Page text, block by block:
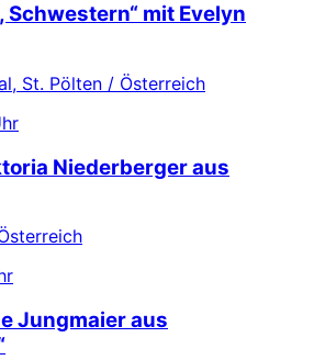
mit Evelyn
St. Pölten / Österreich
Niederberger aus
Jungmaier aus